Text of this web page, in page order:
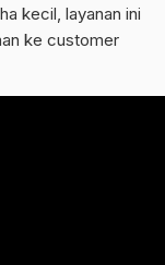
kecil, layanan ini
ke customer